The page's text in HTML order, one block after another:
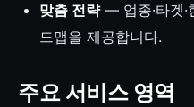
맞춤 전략— 업종·타겟·
드맵을 제공합니다.
주요 서비스 영역